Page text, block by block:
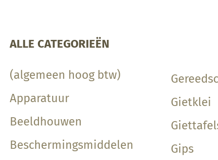
ALLE CATEGORIEËN
(algemeen hoog btw)
Apparatuur
Beeldhouwen
Beschermingsmiddelen
Gietklei
Gips